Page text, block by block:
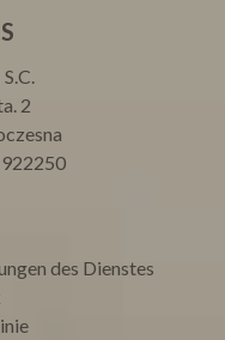
2
des Dienstes